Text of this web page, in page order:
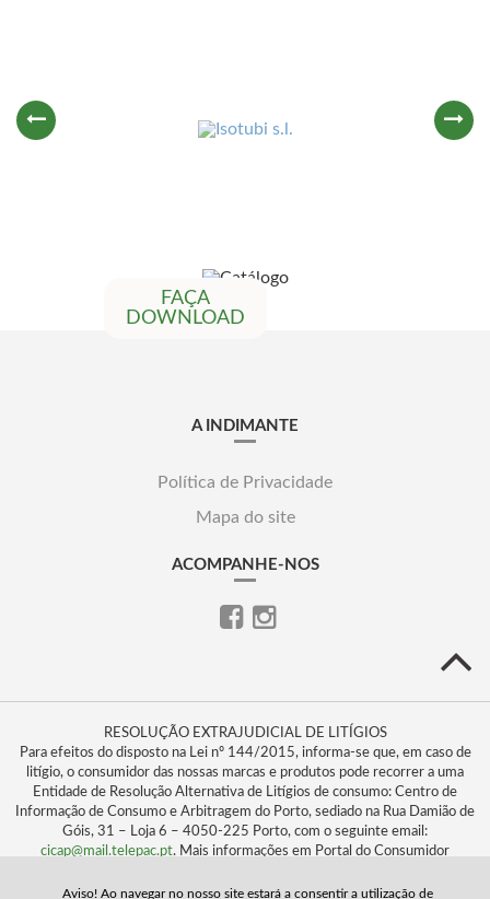
FAÇA
DOWNLOAD
A INDIMANTE
Política de Privacidade
Mapa do site
ACOMPANHE-NOS
RESOLUÇÃO EXTRAJUDICIAL DE LITÍGIOS
Para efeitos do disposto na Lei nº 144/2015, informa-se que, em caso de
litígio, o consumidor das nossas marcas e produtos pode recorrer a uma
Entidade de Resolução Alternativa de Litígios de consumo: Centro de
Informação de Consumo e Arbitragem do Porto, sediado na Rua Damião de
Góis, 31 – Loja 6 – 4050-225 Porto, com o seguinte email:
cicap@mail.telepac.pt. Mais informações em Portal do Consumidor
Aviso! Ao navegar no nosso site estará a consentir a utilização de